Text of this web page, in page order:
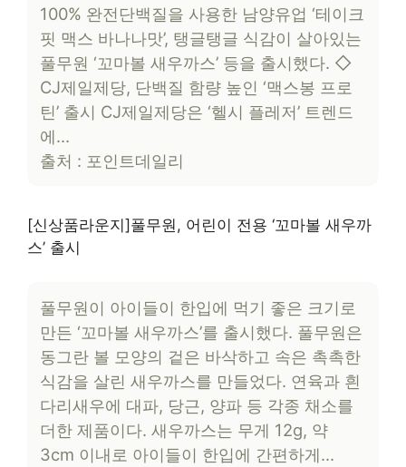
100% 완전단백질을 사용한 남양유업 ‘테이크
핏 맥스 바나나맛’, 탱글탱글 식감이 살아있는
풀무원 ‘꼬마볼 새우까스’ 등을 출시했다. ◇
CJ제일제당, 단백질 함량 높인 ‘맥스봉 프로
틴’ 출시 CJ제일제당은 ‘헬시 플레저’ 트렌드
에…
출처 : 포인트데일리
[신상품라운지]풀무원, 어린이 전용 ‘꼬마볼 새우까
스’ 출시
풀무원이 아이들이 한입에 먹기 좋은 크기로
만든 ‘꼬마볼 새우까스’를 출시했다. 풀무원은
동그란 볼 모양의 겉은 바삭하고 속은 촉촉한
식감을 살린 새우까스를 만들었다. 연육과 흰
다리새우에 대파, 당근, 양파 등 각종 채소를
더한 제품이다. 새우까스는 무게 12g, 약
3cm 이내로 아이들이 한입에 간편하게…